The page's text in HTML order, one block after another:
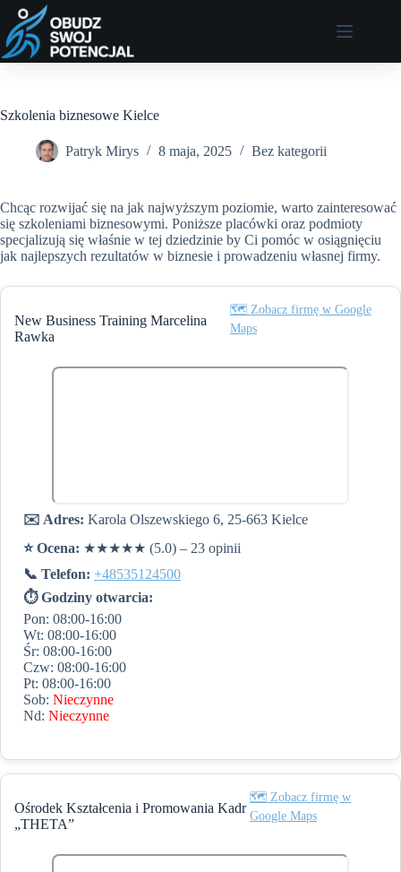
Przejdź
treści
Szkolenia biznesowe Kielce
Patryk Mirys 8 maja, 2025 Bez kategorii
Chcąc rozwijać się na jak najwyższym poziomie, warto zainteresować
się szkoleniami biznesowymi. Poniższe placówki oraz podmioty
specjalizują się właśnie w tej dziedzinie by Ci pomóc w osiągnięciu
jak najlepszych rezultatów w biznesie i prowadzeniu własnej firmy.
New Business Training Marcelina
Rawka
🗺️ Zobacz firmę w Google
Maps
✉️ Adres: Karola Olszewskiego 6, 25-663 Kielce
⭐️ Ocena: ★★★★★ (5.0) – 23 opinii
📞 Telefon: +48535124500
⏱ Godziny otwarcia:
Pon: 08:00-16:00
Wt: 08:00-16:00
Śr: 08:00-16:00
Czw: 08:00-16:00
Pt: 08:00-16:00
Sob: Nieczynne
Nd: Nieczynne
Ośrodek Kształcenia i Promowania Kadr
„THETA”
🗺️ Zobacz firmę w
Google Maps